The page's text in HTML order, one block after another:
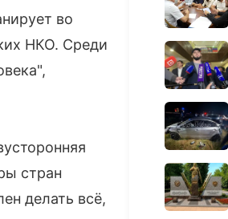
во
НКО. Среди
стран
делать всё,